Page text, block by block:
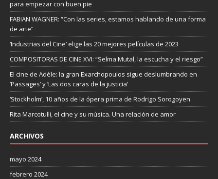
para empezar con buen pie
FABIAN WAGNER: “Con las series, estamos hablando de una forma
de arte”
‘Industrias del Cine’ elige las 20 mejores películas de 2023
COMPOSITORAS DE CINE XVI: “Selma Mutal, la escucha y el riesgo”
El cine de Adèle: la gran Exarchopoulos sigue deslumbrando en
’Passages’ y ’Las dos caras de la justicia’
‘Stockholm’, 10 años de la ópera prima de Rodrigo Sorogoyen
Rita Marcotulli, el cine y su música. Una relación de amor
ARCHIVOS
mayo 2024
febrero 2024